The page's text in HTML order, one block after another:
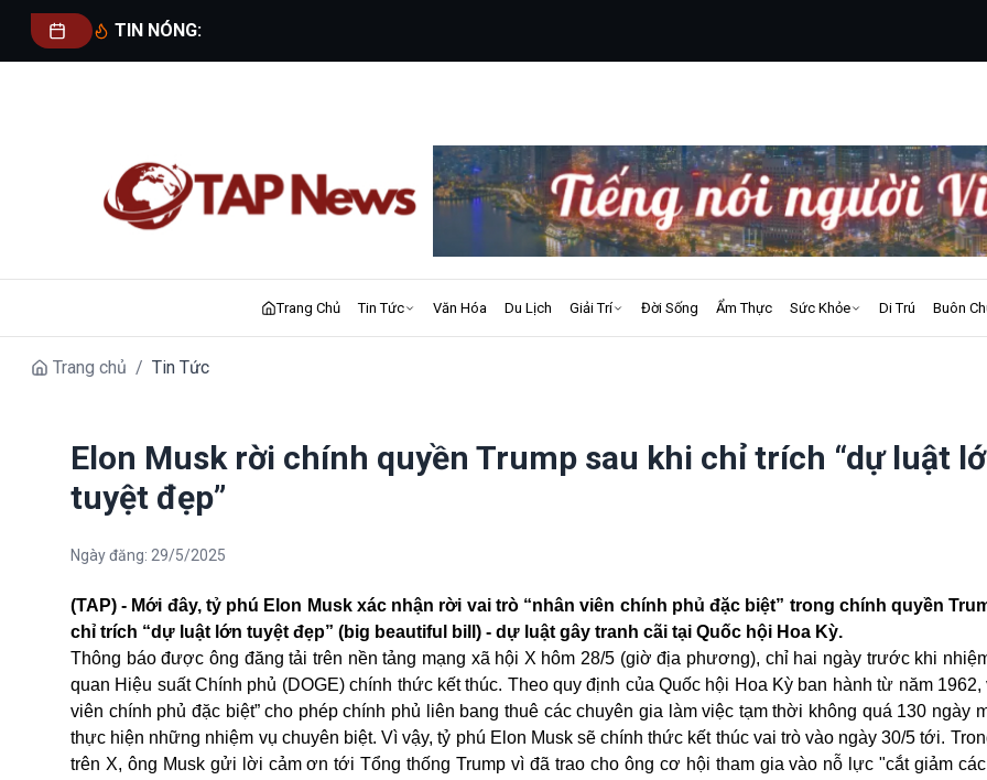
TIN NÓNG:
Trang Chủ Tin Tức Văn Hóa Du Lịch Giải Trí Đời Sống Ẩm Thực Sức Khỏe Di Trú Buôn
Trang chủ / Tin Tức
Elon Musk rời chính quyền Trump sau khi chỉ trích “dự luật
tuyệt đẹp”
Ngày đăng: 29/5/2025
(TAP) - Mới đây, tỷ phú Elon Musk xác nhận rời vai trò “nhân viên chính phủ đặc biệt” trong chính quyền
chỉ trích “dự luật lớn tuyệt đẹp” (big beautiful bill) - dự luật gây tranh cãi tại Quốc hội Hoa Kỳ.
Thông báo được ông đăng tải trên nền tảng mạng xã hội X hôm 28/5 (giờ địa phương), chỉ hai ngày trước khi
quan Hiệu suất Chính phủ (DOGE) chính thức kết thúc. Theo quy định của Quốc hội Hoa Kỳ ban hành từ năm 1962,
viên chính phủ đặc biệt” cho phép chính phủ liên bang thuê các chuyên gia làm việc tạm thời không quá 130 ngày
thực hiện những nhiệm vụ chuyên biệt. Vì vậy, tỷ phú Elon Musk sẽ chính thức kết thúc vai trò vào ngày 30/5 tới.
trên X, ông Musk gửi lời cảm ơn tới Tổng thống Trump vì đã trao cho ông cơ hội tham gia vào nỗ lực "cắt giảm